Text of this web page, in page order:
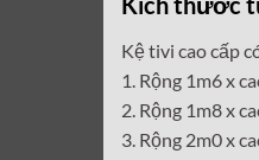
Kệ tivi cao cấp
1. Rộng 1m6 x
2. Rộng 1m8 x
3. Rộng 2m0 x